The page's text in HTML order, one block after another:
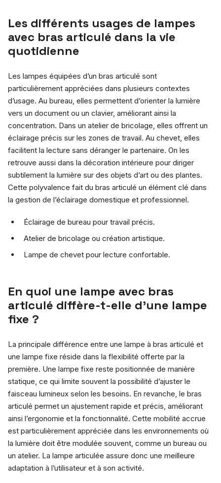
Les différents usages de lampes
avec bras articulé dans la vie
quotidienne
Les lampes équipées d’un bras articulé sont
particulièrement appréciées dans plusieurs contextes
d’usage. Au bureau, elles permettent d’orienter la lumière
vers un document ou un clavier, améliorant ainsi la
concentration. Dans un atelier de bricolage, elles offrent un
éclairage précis sur les zones de travail. Au chevet, elles
facilitent la lecture sans déranger le partenaire. On les
retrouve aussi dans la décoration intérieure pour diriger
subtilement la lumière sur des objets d’art ou des plantes.
Cette polyvalence fait du bras articulé un élément clé dans
la gestion de l’éclairage domestique et professionnel.
Éclairage de bureau pour travail précis.
Atelier de bricolage ou création artistique.
Lampe de chevet pour lecture confortable.
En quoi une lampe avec bras
articulé diffère-t-elle d’une lampe
fixe ?
La principale différence entre une lampe à bras articulé et
une lampe fixe réside dans la flexibilité offerte par la
première. Une lampe fixe reste positionnée de manière
statique, ce qui limite souvent la possibilité d’ajuster le
faisceau lumineux selon les besoins. En revanche, le bras
articulé permet un ajustement rapide et précis, améliorant
ainsi l’ergonomie et la fonctionnalité. Cette mobilité accrue
est particulièrement appréciée dans les environnements où
la lumière doit être modulée souvent, comme un bureau ou
un atelier. La lampe articulée assure donc une meilleure
adaptation à l’utilisateur et à son activité.